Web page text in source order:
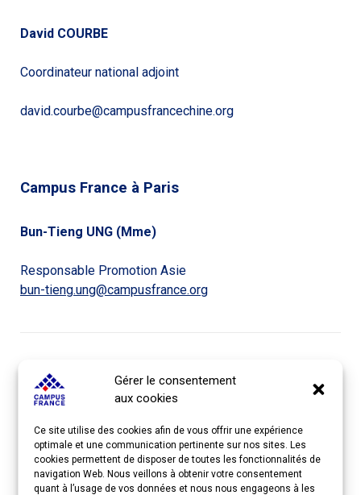
Gérer le consentement
aux cookies
Ce site utilise des cookies afin de vous offrir une expérience
optimale et une communication pertinente sur nos sites. Les
cookies permettent de disposer de toutes les fonctionnalités de
navigation Web. Nous veillons à obtenir votre consentement
quant à l’usage de vos données et nous nous engageons à les
David COURBE
Coordinateur national adjoint
david.courbe@campusfrancechine.org
Campus France à Paris
Bun-Tieng UNG (Mme)
Responsable Promotion Asie
bun-tieng.ung@campusfrance.org
ACCÈS RAPIDE
PRÉSENTATION DE L’ÉVÉNEMENT